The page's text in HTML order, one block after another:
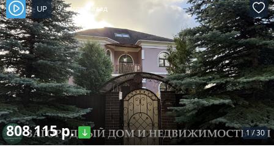
UP 9 часов назад
1 /30
808 115 р.